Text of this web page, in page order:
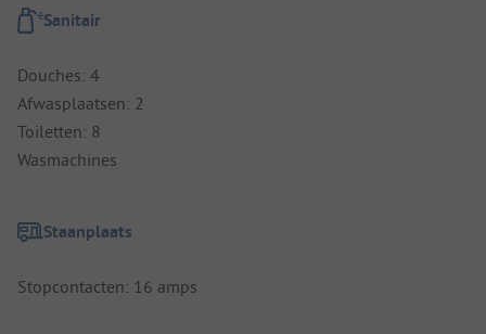
Sanitair
Douches: 4
Afwasplaatsen: 2
Toiletten: 8
Wasmachines
Staanplaats
Stopcontacten: 16 amps